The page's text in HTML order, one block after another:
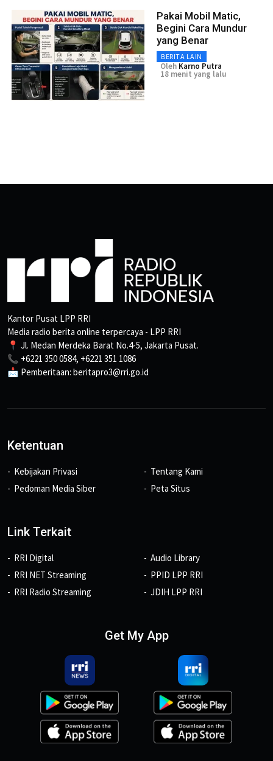
Pakai Mobil Matic,
Begini Cara Mundur
yang Benar
BERITA LAIN
Oleh Karno Putra
18 menit yang lalu
Kantor Pusat LPP RRI
Media radio berita online terpercaya - LPP RRI
📍 Jl. Medan Merdeka Barat No.4-5, Jakarta Pusat.
📞 +6221 350 0584, +6221 351 1086
📩 Pemberitaan: beritapro3@rri.go.id
Ketentuan
Kebijakan Privasi
Pedoman Media Siber
Tentang Kami
Peta Situs
Link Terkait
RRI Digital
RRI NET Streaming
RRI Radio Streaming
Audio Library
PPID LPP RRI
JDIH LPP RRI
Get My App